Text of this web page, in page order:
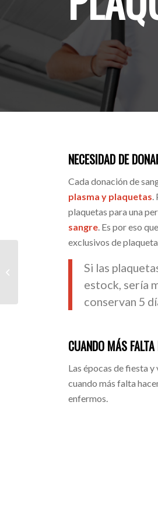
NECESIDAD DE
Cada donación de
plasma y plaquetas
plaquetas para una
sangre . Es por eso
exclusivos de
Si las
estock, sería
conservan 5
CUANDO MÁS
Las épocas de fiesta
cuando más falta
enfermos.